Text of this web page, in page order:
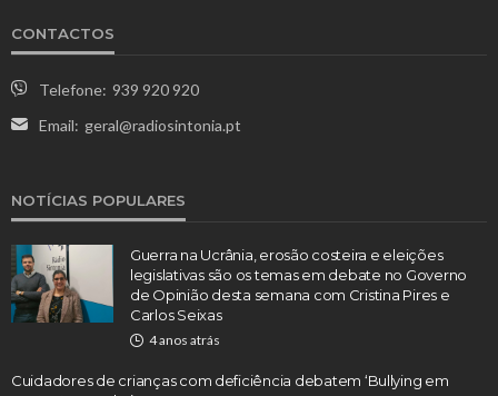
CONTACTOS
Telefone: 939 920 920
Email: geral@radiosintonia.pt
NOTÍCIAS POPULARES
Guerra na Ucrânia, erosão costeira e eleições
legislativas são os temas em debate no Governo
de Opinião desta semana com Cristina Pires e
Carlos Seixas
4 anos atrás
Cuidadores de crianças com deficiência debatem ‘Bullying em